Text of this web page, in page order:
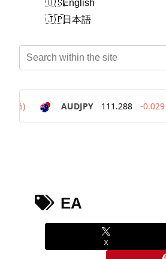
English
日本語
EA
X